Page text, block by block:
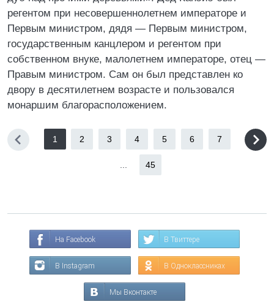
регентом при несовершеннолетнем императоре и
Первым министром, дядя — Первым министром,
государственным канцлером и регентом при
собственном внуке, малолетнем императоре, отец —
Правым министром. Сам он был представлен ко
двору в десятилетнем возрасте и пользовался
монаршим благорасположением.
1 2 3 4 5 6 7
45
На Facebook В Твиттере
В Instagram В Одноклассниках
Мы Вконтакте